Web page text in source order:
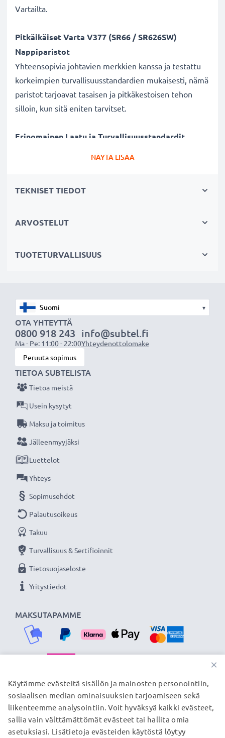
Vartailta.
Pitkäikäiset Varta V377 (SR66 / SR626SW)
Nappiparistot
Yhteensopivia johtavien merkkien kanssa ja testattu
korkeimpien turvallisuusstandardien mukaisesti, nämä
paristot tarjoavat tasaisen ja pitkäkestoisen tehon
silloin, kun sitä eniten tarvitset.
Erinomainen Laatu ja Turvallisuusstandardit
siksi niillä on 3 vuoden takuu.
Pariston Tekniset Tiedot
Malli:V377
Jännite:1.55V
Teknologia:Primär Silber (Zn / Ag2O)
Kapasiteetti:24 mAh
Olitpa sitten vaihtamassa paristoa tai
nappiparistomme tarjoavat luotettavaa
suorituskykyä ja pidempää käyttöikää. Tilaa nyt
nopeaa toimitusta ja 3 vuoden takuuta varten!
NÄYTÄ LISÄÄ
TEKNISET TIEDOT
ARVOSTELUT
TUOTETURVALLISUUS
▾
OTA YHTEYTTÄ
0800 918 243
Ma - Pe: 11:00 - 22:00
info@subtel.fi
Yhteydenottolomake
Peruuta sopimus
MAKSUTAPAMME
TIETOA SUBTELISTA
Tietoa meistä
Usein kysytyt
Maksu ja toimitus
Jälleenmyyjäksi
Luettelot
Yhteys
Sopimusehdot
Palautusoikeus
Takuu
Turvallisuus & Sertifioinnit
Tietosuojaseloste
Yritystiedot
TOIMITUSKUMPPANIMME
© subtel.fi 2026
Kaikki hinnat sisältävät arvonlisäveron, mutta ei
×
Käytämme evästeitä sisällön ja mainosten personointiin,
sosiaalisen median ominaisuuksien tarjoamiseen sekä
liikenteemme analysointiin. Voit hyväksyä kaikki evästeet,
sallia vain välttämättömät evästeet tai hallita omia
asetuksiasi. Lisätietoja evästeiden käytöstä löytyy